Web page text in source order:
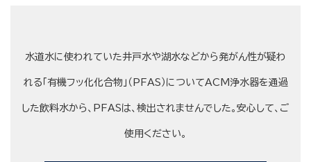
水道水に使われていた井戸水や湖水などから発がん性が疑わ
れる「有機フッ化化合物」（PFAS）についてACM浄水器を通過
した飲料水から、PFASは、検出されませんでした。安心して、ご
使用ください。